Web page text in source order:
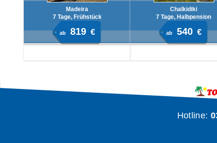
Madeira
7 Tage, Frühstück
ab 819 €
Chalkidiki
7 Tage, Halbpension
ab 540 €
Hotline: